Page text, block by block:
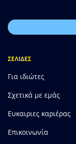
ΣΕΛΙΔΕΣ
Για ιδιώτες
Σχετικά με εμάς
Ευκαιριες καριέρας
Επικοινωνία